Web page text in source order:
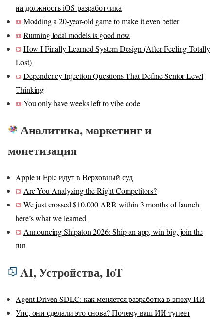
на должность iOS-разработчика
Modding a 20-year-old game to make it even better
Running local models is good now
How I Finally Learned System Design (After Feeling Totally
Lost)
Dependency Injection Questions That Define Senior-Level
Thinking
You only have weeks left to vibe code
Аналитика, маркетинг и
монетизация
Apple и Epic идут в Верховный суд
Are You Analyzing the Right Competitors?
We just crossed $10,000 ARR within 3 months of launch,
here’s what we learned
Announcing Shipaton 2026: Ship an app, win big, join the
fun
AI, Устройства, IoT
Agent Driven SDLC: как меняется разработка в эпоху ИИ
Упс, они сделали это снова? Почему ваш ИИ тупеет